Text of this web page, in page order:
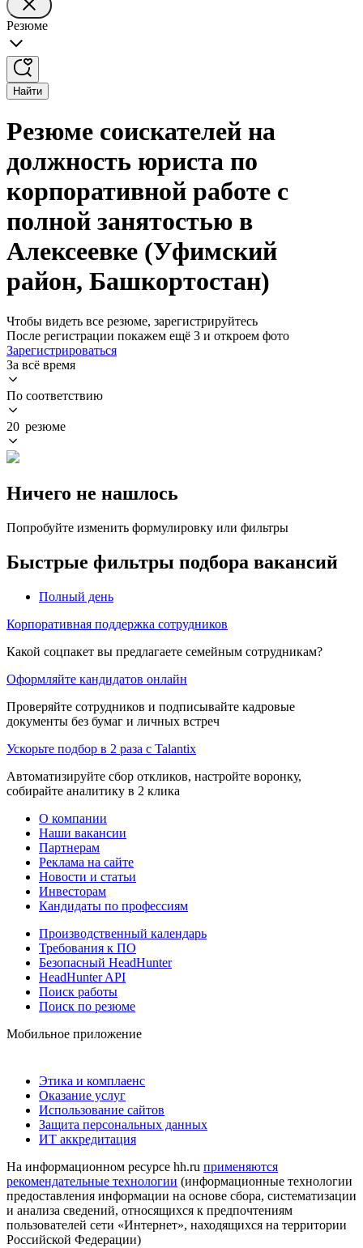
Резюме
Найти
Резюме соискателей на
должность юриста по
корпоративной работе с
полной занятостью в
Алексеевке (Уфимский
район, Башкортостан)
Чтобы видеть все резюме, зарегистрируйтесь
После регистрации покажем ещё 3 и откроем фото
Зарегистрироваться
За всё время
По соответствию
20 резюме
Ничего не нашлось
Попробуйте изменить формулировку или фильтры
Быстрые фильтры подбора вакансий
Полный день
Корпоративная поддержка сотрудников
Какой соцпакет вы предлагаете семейным сотрудникам?
Оформляйте кандидатов онлайн
Проверяйте сотрудников и подписывайте кадровые
документы без бумаг и личных встреч
Ускорьте подбор в 2 раза с Talantix
Автоматизируйте сбор откликов, настройте воронку,
собирайте аналитику в 2 клика
О компании
Наши вакансии
Партнерам
Реклама на сайте
Новости и статьи
Инвесторам
Кандидаты по профессиям
Производственный календарь
Требования к ПО
Безопасный HeadHunter
HeadHunter API
Поиск работы
Поиск по резюме
Мобильное приложение
Этика и комплаенс
Оказание услуг
Использование сайтов
Защита персональных данных
ИТ аккредитация
На информационном ресурсе hh.ru применяются
рекомендательные технологии (информационные технологии
предоставления информации на основе сбора, систематизации
и анализа сведений, относящихся к предпочтениям
пользователей сети «Интернет», находящихся на территории
Российской Федерации)